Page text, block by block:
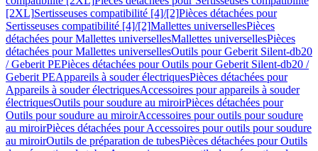
[2XL]Sertisseuses compatibilité [4]/[2]Pièces détachées pour
Sertisseuses compatibilité [4]/[2]Mallettes universellesPièces
détachées pour Mallettes universellesMallettes universellesPièces
détachées pour Mallettes universellesOutils pour Geberit Silent-db20
/ Geberit PEPièces détachées pour Outils pour Geberit Silent-db20 /
Geberit PEAppareils à souder électriquesPièces détachées pour
Appareils à souder électriquesAccessoires pour appareils à souder
électriquesOutils pour soudure au miroirPièces détachées pour
Outils pour soudure au miroirAccessoires pour outils pour soudure
au miroirPièces détachées pour Accessoires pour outils pour soudure
au miroirOutils de préparation de tubesPièces détachées pour Outils